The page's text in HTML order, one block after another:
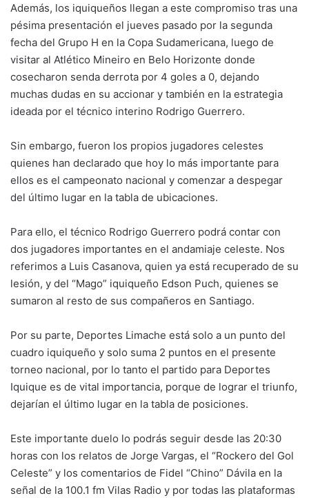
Además, los iquiqueños llegan a este compromiso tras una
pésima presentación el jueves pasado por la segunda
fecha del Grupo H en la Copa Sudamericana, luego de
visitar al Atlético Mineiro en Belo Horizonte donde
cosecharon senda derrota por 4 goles a 0, dejando
muchas dudas en su accionar y también en la estrategia
ideada por el técnico interino Rodrigo Guerrero.
Sin embargo, fueron los propios jugadores celestes
quienes han declarado que hoy lo más importante para
ellos es el campeonato nacional y comenzar a despegar
del último lugar en la tabla de ubicaciones.
Para ello, el técnico Rodrigo Guerrero podrá contar con
dos jugadores importantes en el andamiaje celeste. Nos
referimos a Luis Casanova, quien ya está recuperado de su
lesión, y del “Mago” iquiqueño Edson Puch, quienes se
sumaron al resto de sus compañeros en Santiago.
Por su parte, Deportes Limache está solo a un punto del
cuadro iquiqueño y solo suma 2 puntos en el presente
torneo nacional, por lo tanto el partido para Deportes
Iquique es de vital importancia, porque de lograr el triunfo,
dejarían el último lugar en la tabla de posiciones.
Este importante duelo lo podrás seguir desde las 20:30
horas con los relatos de Jorge Vargas, el “Rockero del Gol
Celeste” y los comentarios de Fidel “Chino” Dávila en la
señal de la 100.1 fm Vilas Radio y por todas las plataformas